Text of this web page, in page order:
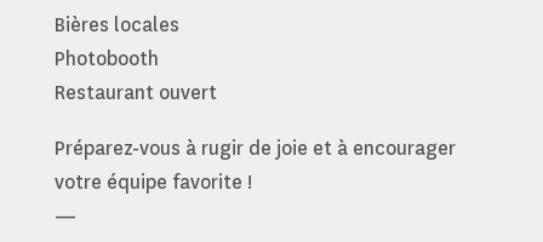
Bières locales
Photobooth
Restaurant ouvert
Préparez-vous à rugir de joie et à encourager
votre équipe favorite !
—